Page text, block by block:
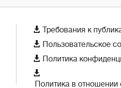
 Требования к
 Пользовательское
 Политика

Политика в